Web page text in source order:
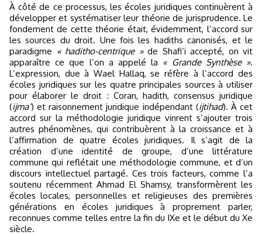
À côté de ce processus, les écoles juridiques continuèrent à
développer et systématiser leur théorie de jurisprudence. Le
fondement de cette théorie était, évidemment, l’accord sur
les sources du droit. Une fois les hadiths canonisés, et le
paradigme « haditho-centrique »de Shafi‘i accepté, on vit
apparaître ce que l’on a appelé la « Grande Synthèse ».
L’expression, due à Wael Hallaq, se réfère à l’accord des
écoles juridiques sur les quatre principales sources à utiliser
pour élaborer le droit : Coran, hadith, consensus juridique
(ijma‘) et raisonnement juridique indépendant (ijtihad). À cet
accord sur la méthodologie juridique vinrent s’ajouter trois
autres phénomènes, qui contribuèrent à la croissance et à
l’affirmation de quatre écoles juridiques. Il s’agit de la
création d’une identité de groupe, d’une littérature
commune qui reflétait une méthodologie commune, et d’un
discours intellectuel partagé. Ces trois facteurs, comme l’a
soutenu récemment Ahmad El Shamsy, transformèrent les
écoles locales, personnelles et religieuses des premières
générations en écoles juridiques à proprement parler,
reconnues comme telles entre la fin du IXe et le début du Xe
siècle.